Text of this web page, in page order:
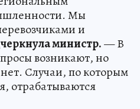
Мы
и
министр.— В
возникают, но
Случаи, по которым
отрабатываются